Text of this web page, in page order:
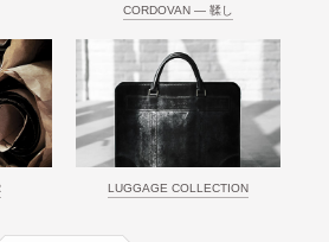
CORDOVAN ― 鞣し
LUGGAGE COLLECTION